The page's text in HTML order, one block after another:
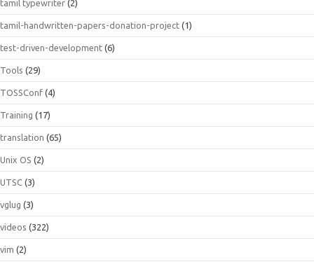
tamil typewriter (2)
tamil-handwritten-papers-donation-project (1)
test-driven-development (6)
Tools (29)
TOSSConf (4)
Training (17)
translation (65)
Unix OS (2)
UTSC (3)
vglug (3)
videos (322)
vim (2)